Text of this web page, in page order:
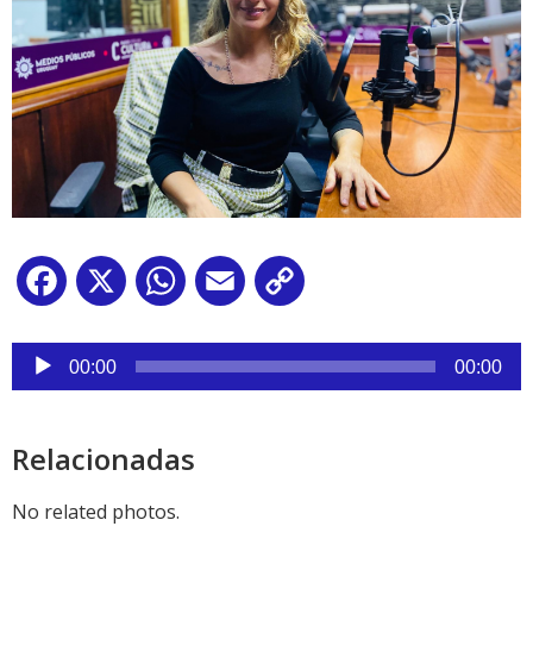
Facebook
X WhatsApp
Email
Reproductor
audio
00:00 00:00
Relacionadas
No related photos.